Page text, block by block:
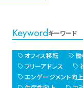
Keywordキーワード
オフィス移転 働
フリーアドレス
エンゲージメント向上